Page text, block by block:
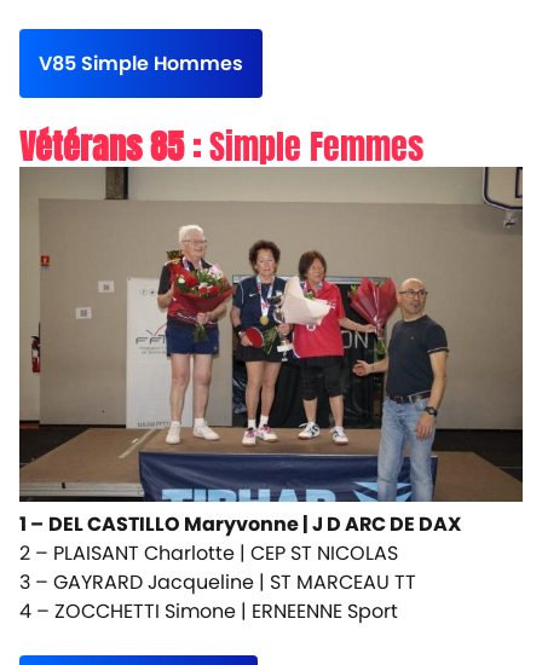
V85 Simple Hommes
Vétérans 85 :Simple Femmes
1 – DEL CASTILLO Maryvonne |J D ARC DE DAX
2 – PLAISANT Charlotte | CEP ST NICOLAS
3 – GAYRARD Jacqueline | ST MARCEAU TT
4 – ZOCCHETTI Simone | ERNEENNE Sport